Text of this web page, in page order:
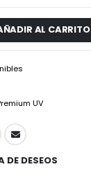
AL CARRITO
UV
DE DESEOS